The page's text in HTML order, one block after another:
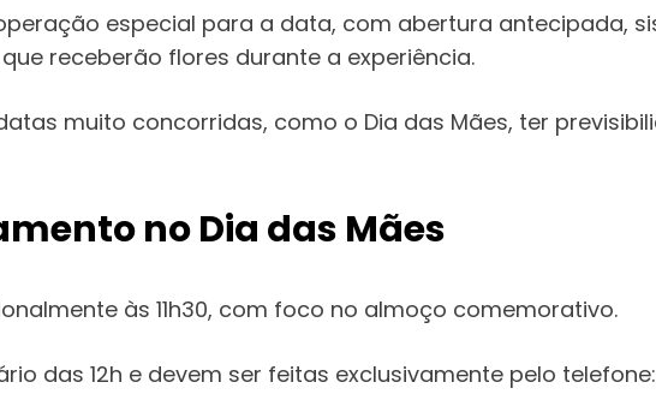
especial para a data, com abertura antecipada,
receberão flores durante a experiência.
muito concorridas, como o Dia das Mães, ter
no Dia das Mães
às 11h30, com foco no almoço comemorativo.
das 12h e devem ser feitas exclusivamente pelo telefone: